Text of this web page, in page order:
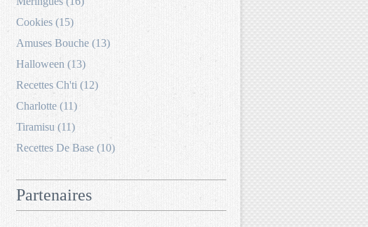
Cookies (15)
Amuses Bouche (13)
Halloween (13)
Recettes Ch'ti (12)
Charlotte (11)
Tiramisu (11)
Recettes De Base (10)
Partenaires